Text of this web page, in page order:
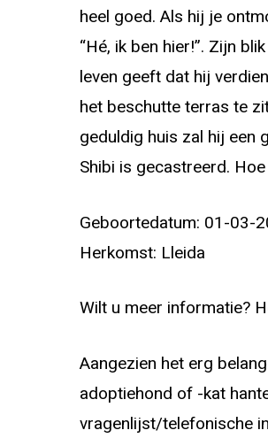
heel goed. Als hij je
“Hé, ik ben hier!”. Zijn
leven geeft dat hij
het beschutte terras te
geduldig huis zal hij een
Shibi is gecastreerd.
Geboortedatum: 01-03-
Herkomst: Lleida
Wilt u meer informatie?
Aangezien het erg
adoptiehond of -kat
vragenlijst/telefonische